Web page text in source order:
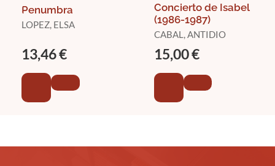
Penumbra
LOPEZ, ELSA
13,46 €
Concierto de Isabel
(1986-1987)
CABAL, ANTIDIO
15,00 €